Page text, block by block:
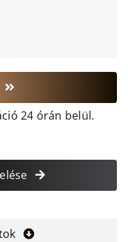
24 órán belül.